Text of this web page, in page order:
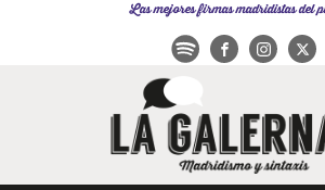
Las mejores firmas madridistas del